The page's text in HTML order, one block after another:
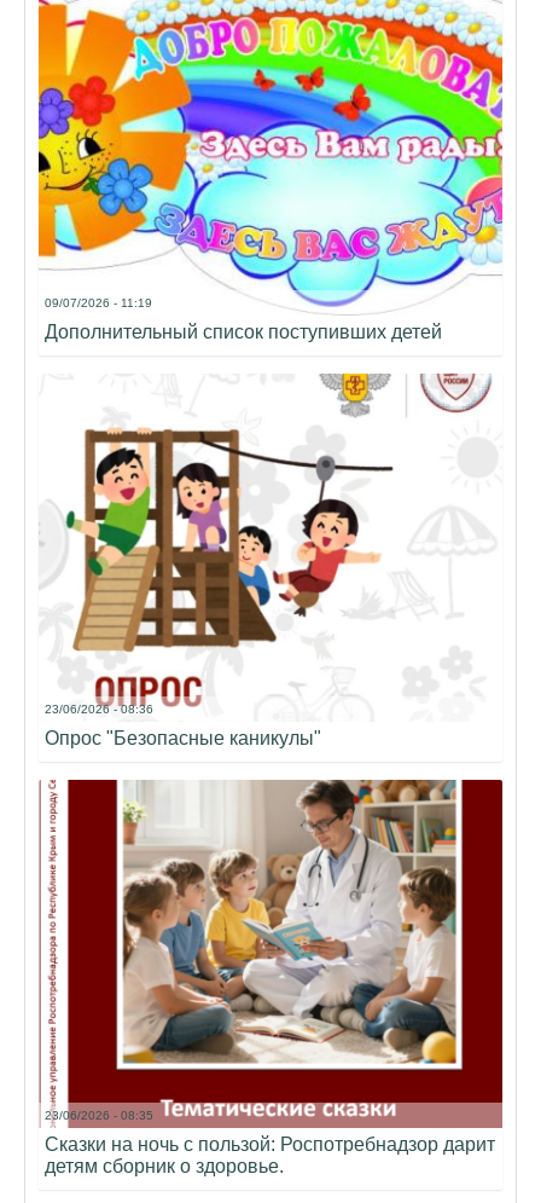
09/07/2026 - 11:19
Дополнительный список поступивших детей
23/06/2026 - 08:36
Опрос "Безопасные каникулы"
23/06/2026 - 08:35
Сказки на ночь с пользой: Роспотребнадзор дарит
детям сборник о здоровье.